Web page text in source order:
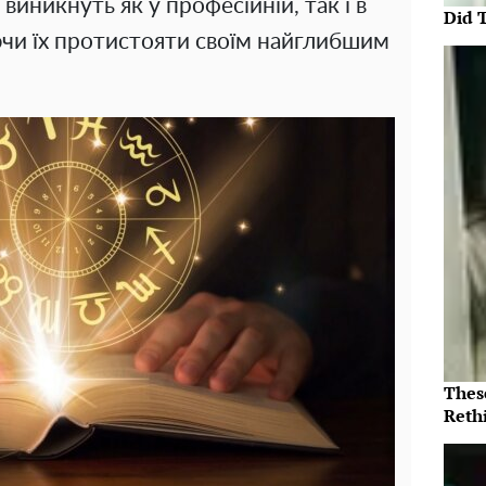
як у професійній, так і в
їх протистояти своїм найглибшим
Did